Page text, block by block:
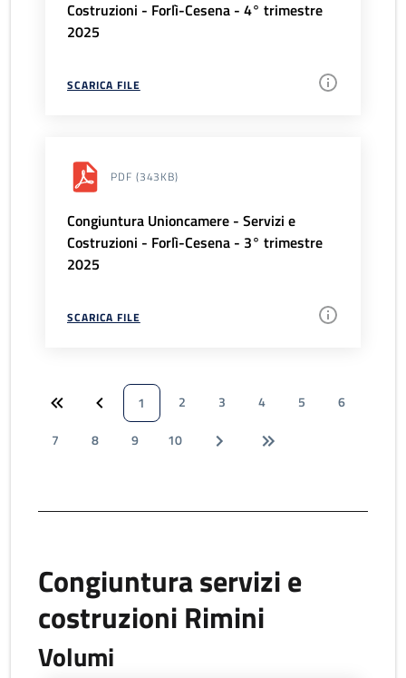
Costruzioni - Forlì-Cesena - 4° trimestre
2025
SCARICA FILE
PDF (343KB)
Congiuntura Unioncamere - Servizi e
Costruzioni - Forlì-Cesena - 3° trimestre
2025
SCARICA FILE
1 2 3 4 5
6
7
8 9 10
Congiuntura servizi e
costruzioni Rimini
Volumi